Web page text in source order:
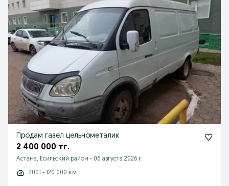
Продам газел цельнометалик
2 400 000 тг.
Астана, Есильский район - 06 августа 2026 г.
2001 - 120 000 км